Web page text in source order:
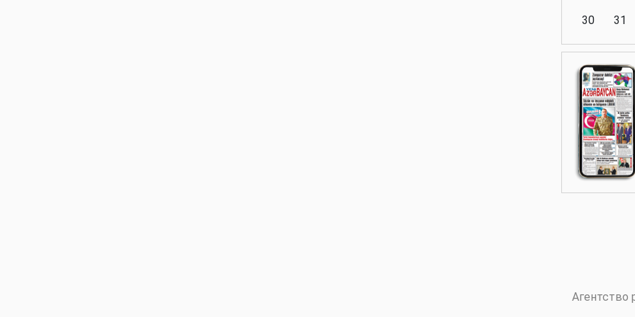
Аналитика
Аналитика
30
31
Агентство